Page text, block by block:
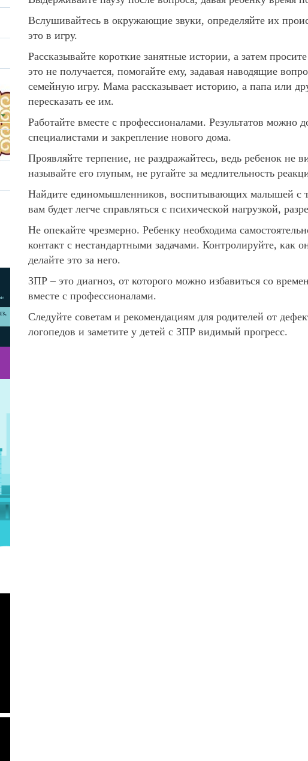
Вслушивайтесь в окружающие звуки, определяйте их
это в игру.
Рассказывайте короткие занятные истории, а затем
это не получается, помогайте ему, задавая наводящие
семейную игру. Мама рассказывает историю, а папа или
пересказать ее им.
Работайте вместе с профессионалами. Результатов можно
специалистами и закрепление нового дома.
Проявляйте терпение, не раздражайтесь, ведь ребенок не
называйте его глупым, не ругайте за медлительность
Найдите единомышленников, воспитывающих малышей с
вам будет легче справляться с психической нагрузкой,
Не опекайте чрезмерно. Ребенку необходима
контакт с нестандартными задачами. Контролируйте, как
делайте это за него.
ЗПР – это диагноз, от которого можно избавиться со
вместе с профессионалами.
Следуйте советам и рекомендациям для родителей от
логопедов и заметите у детей с ЗПР видимый прогресс.